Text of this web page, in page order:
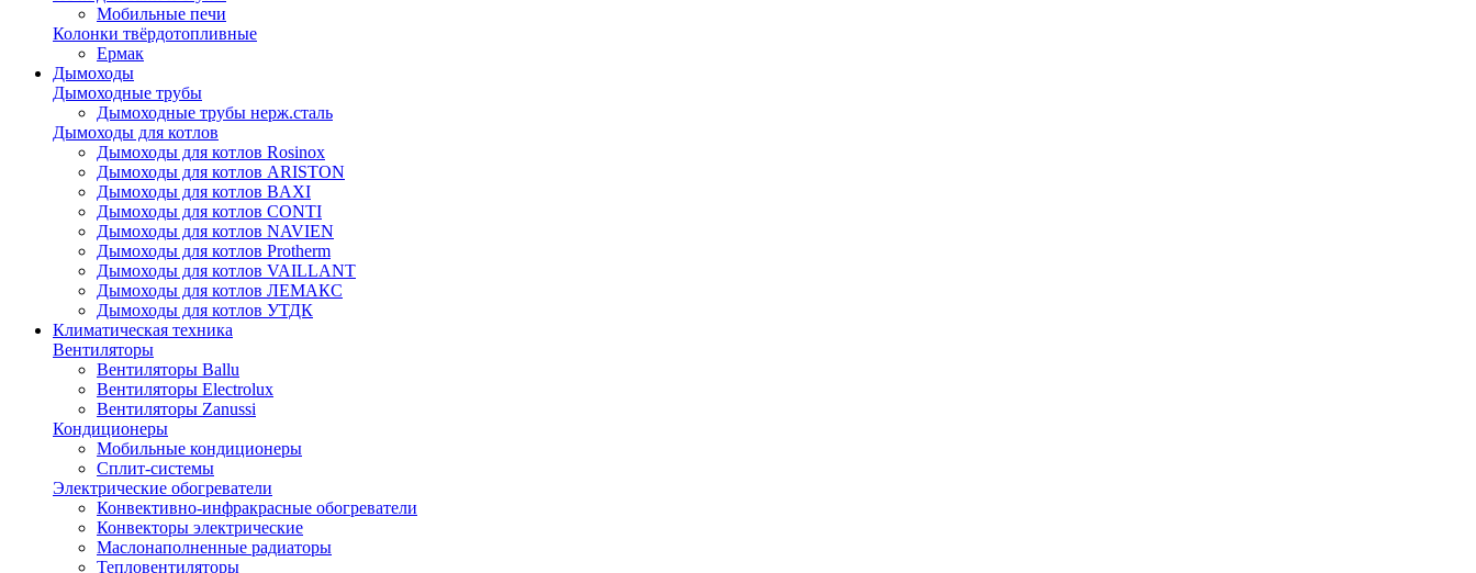
Мобильные печи
Колонки твёрдотопливные
Ермак
Дымоходы
Дымоходные трубы
Дымоходные трубы нерж.сталь
Дымоходы для котлов
Дымоходы для котлов Rosinox
Дымоходы для котлов ARISTON
Дымоходы для котлов BAXI
Дымоходы для котлов CONTI
Дымоходы для котлов NAVIEN
Дымоходы для котлов Protherm
Дымоходы для котлов VAILLANT
Дымоходы для котлов ЛЕМАКС
Дымоходы для котлов УТДК
Климатическая техника
Вентиляторы
Вентиляторы Ballu
Вентиляторы Electrolux
Вентиляторы Zanussi
Кондиционеры
Мобильные кондиционеры
Сплит-системы
Электрические обогреватели
Конвективно-инфракрасные обогреватели
Конвекторы электрические
Маслонаполненные радиаторы
Тепловентиляторы